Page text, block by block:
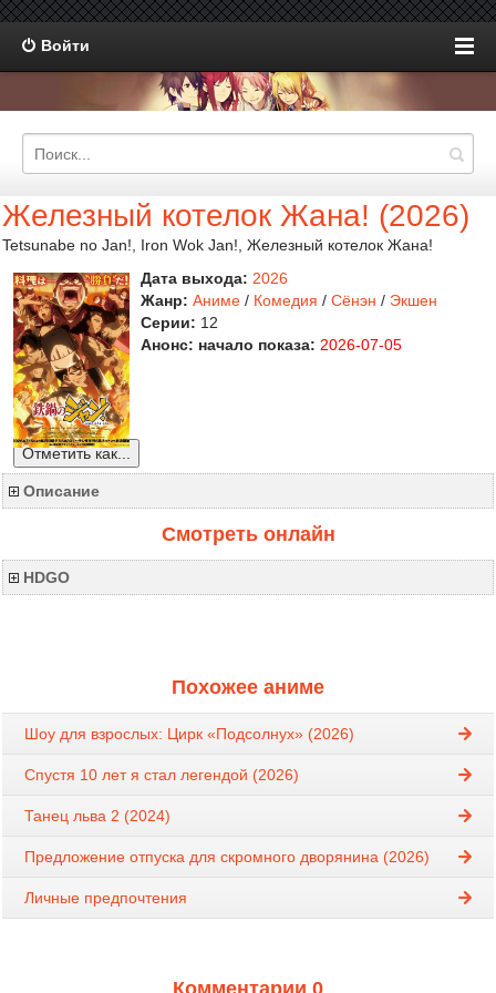
Войти
Железный котелок Жана! (2026)
Tetsunabe no Jan!, Iron Wok Jan!, Железный котелок Жана!
Дата выхода: 2026
Жанр: Аниме / Комедия / Сёнэн / Экшен
Серии: 12
Анонс: начало показа: 2026-07-05
Отметить как...
Описание
Смотреть онлайн
HDGO
Похожее аниме
Шоу для взрослых: Цирк «Подсолнух» (2026)
Спустя 10 лет я стал легендой (2026)
Танец льва 2 (2024)
Предложение отпуска для скромного дворянина (2026)
Личные предпочтения
Комментарии 0